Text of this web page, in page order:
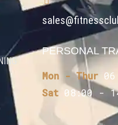
PERSONAL
Mon - Thur
Sat 08:00 -